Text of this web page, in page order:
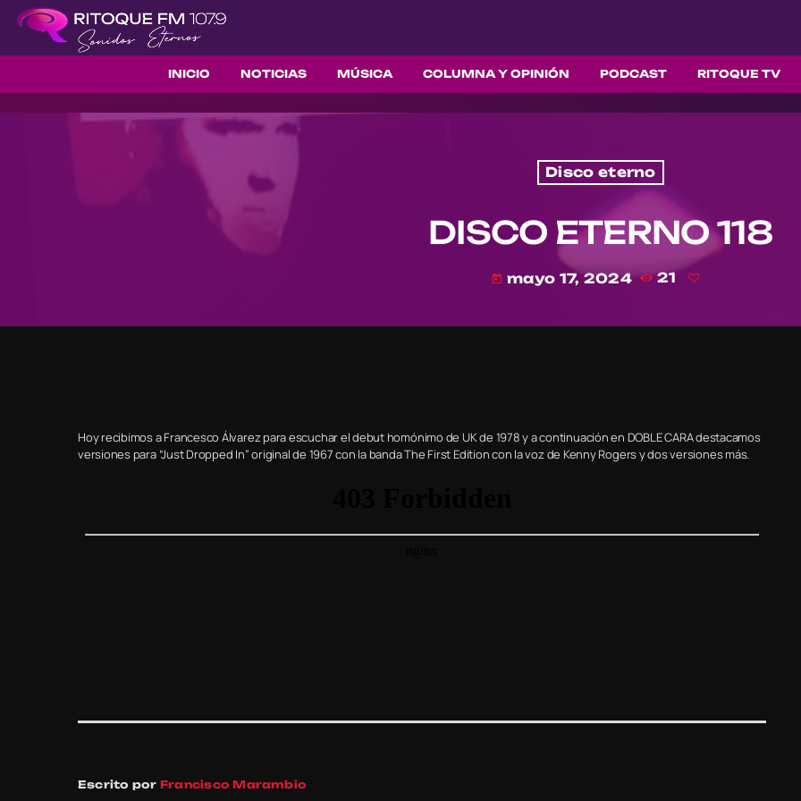
INICIO NOTICIAS MÚSICA COLUMNA Y OPINIÓN PODCAST RITOQUE TV
Disco eterno
DISCO ETERNO 118
today mayo 17, 2024 21
Hoy recibimos a Francesco Álvarez para escuchar el debut homónimo de UK de 1978 y a continuación en DOBLE CARA destacamos
versiones para “Just Dropped In” original de 1967 con la banda The First Edition con la voz de Kenny Rogers y dos versiones más.
Escrito por Francisco Marambio